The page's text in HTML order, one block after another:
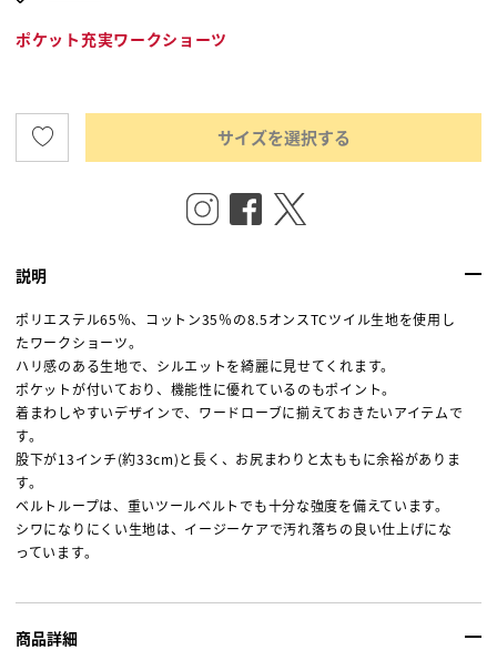
ポケット充実ワークショーツ
サイズを選択する
説明
ポリエステル65％、コットン35％の8.5オンスTCツイル生地を使用し
たワークショーツ。
ハリ感のある生地で、シルエットを綺麗に見せてくれます。
ポケットが付いており、機能性に優れているのもポイント。
着まわしやすいデザインで、ワードローブに揃えておきたいアイテムで
す。
股下が13インチ(約33cm)と長く、お尻まわりと太ももに余裕がありま
す。
ベルトループは、重いツールベルトでも十分な強度を備えています。
シワになりにくい生地は、イージーケアで汚れ落ちの良い仕上げにな
っています。
商品詳細